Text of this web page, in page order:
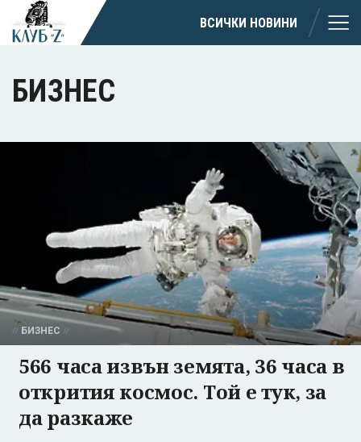
ВСИЧКИ НОВИНИ
БИЗНЕС
БИЗНЕС
566 часа извън земята, 36 часа в
открития космос. Той е тук, за
да разкаже